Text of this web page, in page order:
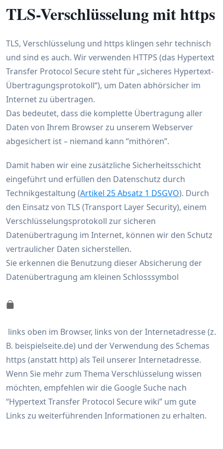
TLS-Verschlüsselung mit https
TLS, Verschlüsselung und https klingen sehr technisch
und sind es auch. Wir verwenden HTTPS (das Hypertext
Transfer Protocol Secure steht für „sicheres Hypertext-
Übertragungsprotokoll“), um Daten abhörsicher im
Internet zu übertragen.
Das bedeutet, dass die komplette Übertragung aller
Daten von Ihrem Browser zu unserem Webserver
abgesichert ist – niemand kann “mithören”.
Damit haben wir eine zusätzliche Sicherheitsschicht
eingeführt und erfüllen den Datenschutz durch
Technikgestaltung (Artikel 25 Absatz 1 DSGVO). Durch
den Einsatz von TLS (Transport Layer Security), einem
Verschlüsselungsprotokoll zur sicheren
Datenübertragung im Internet, können wir den Schutz
vertraulicher Daten sicherstellen.
Sie erkennen die Benutzung dieser Absicherung der
Datenübertragung am kleinen Schlosssymbol
links oben im Browser, links von der Internetadresse (z.
B. beispielseite.de) und der Verwendung des Schemas
https (anstatt http) als Teil unserer Internetadresse.
Wenn Sie mehr zum Thema Verschlüsselung wissen
möchten, empfehlen wir die Google Suche nach
“Hypertext Transfer Protocol Secure wiki” um gute
Links zu weiterführenden Informationen zu erhalten.